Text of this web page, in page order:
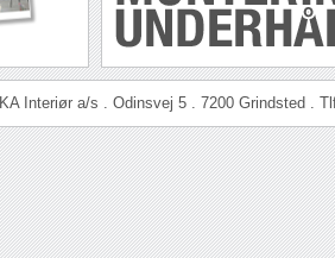
KA Interiør a/s . Odinsvej 5 . 7200 Grindsted .